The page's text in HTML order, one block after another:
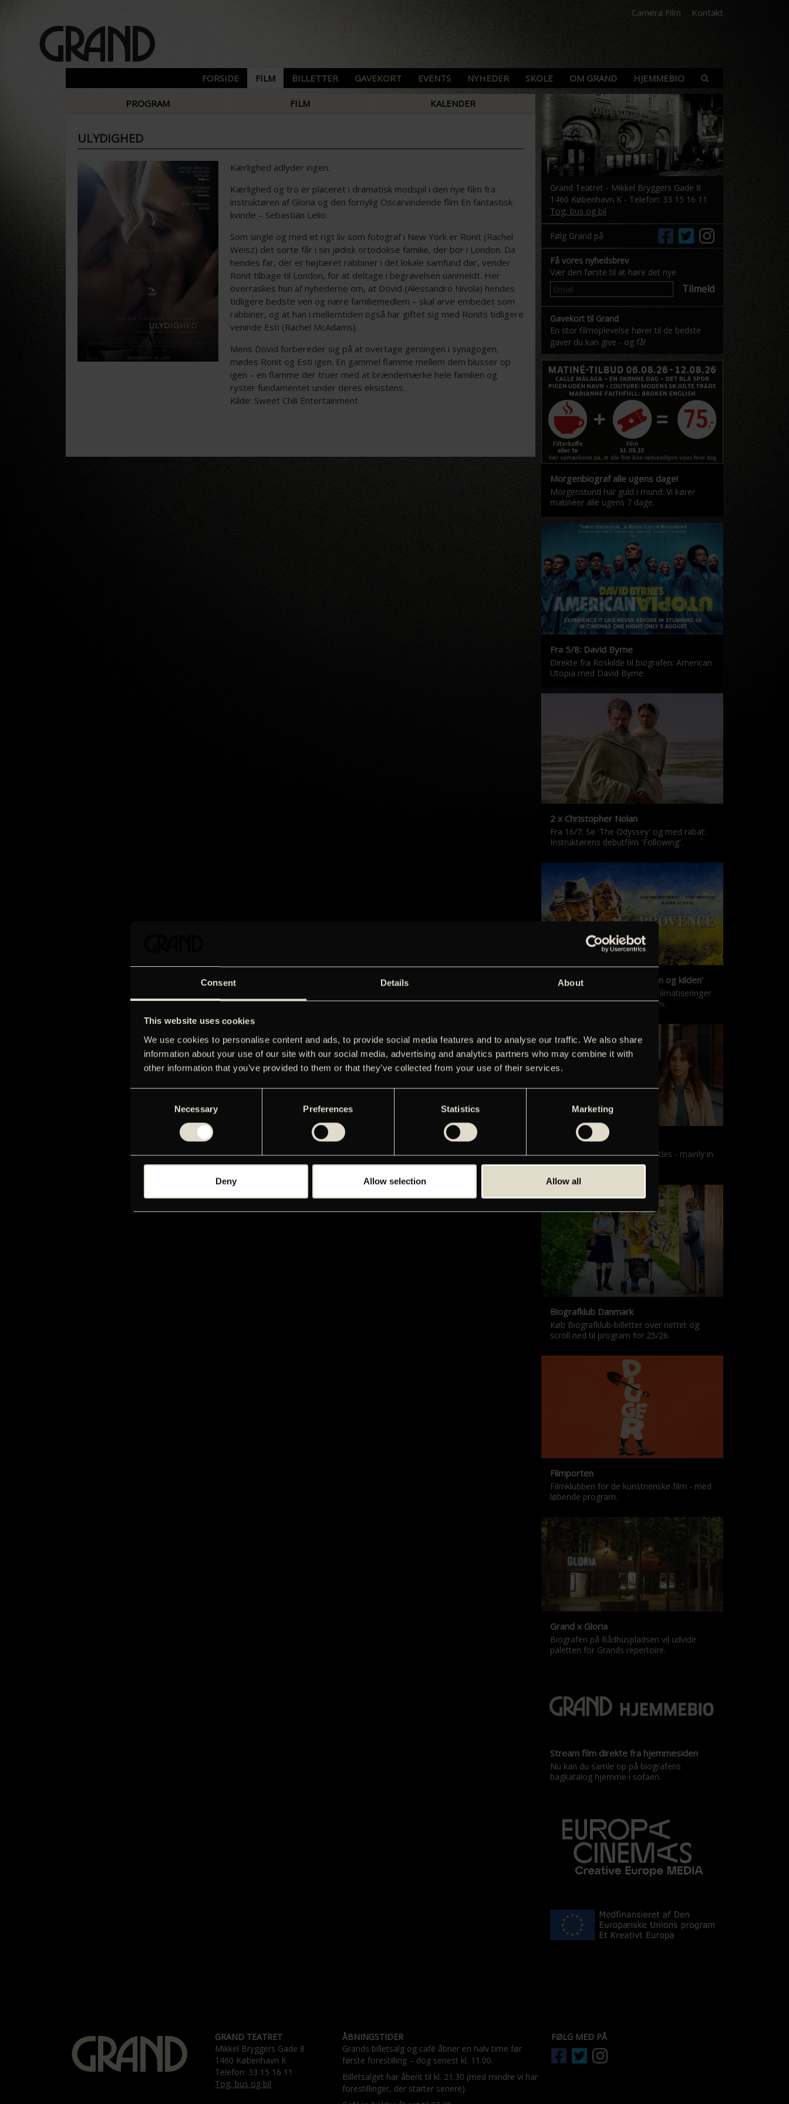
Consent Details About
This website uses cookies
We use cookies to personalise content and ads, to provide social media features and to analyse our traffic. We also share
information about your use of our site with our social media, advertising and analytics partners who may combine it with
other information that you’ve provided to them or that they’ve collected from your use of their services.
Necessary Preferences Statistics Marketing
Deny Allow selection Allow all
Camera Film Kontakt
FORSIDE FILM BILLETTER GAVEKORT EVENTS NYHEDER SKOLE OM GRAND HJEMMEBIO
PROGRAM FILM KALENDER
ULYDIGHED
Kærlighed adlyder ingen.
Kærlighed og tro er placeret i dramatisk modspil i den nye film fra
instruktøren af Gloria og den fornylig Oscarvindende film En fantastisk
kvinde – Sebastián Lelio.
Som single og med et rigt liv som fotograf i New York er Ronit (Rachel
Weisz) det sorte får i sin jødisk ortodokse familie, der bor i London. Da
hendes far, der er højtæret rabbiner i det lokale samfund dør, vender
Ronit tilbage til London, for at deltage i begravelsen uanmeldt. Her
overraskes hun af nyhederne om, at Dovid (Alessandro Nivola) hendes
tidligere bedste ven og nære familiemedlem – skal arve embedet som
rabbiner, og at han i mellemtiden også har giftet sig med Ronits tidligere
veninde Esti (Rachel McAdams).
Mens Dovid forbereder sig på at overtage gerningen i synagogen,
mødes Ronit og Esti igen. En gammel flamme mellem dem blusser op
igen – en flamme der truer med at brændemærke hele familien og
ryster fundamentet under deres eksistens.
Kilde: Sweet Chili Entertainment
Grand Teatret - Mikkel Bryggers Gade 8
1460 København K - Telefon: 33 15 16 11
Tog, bus og bil
Følg Grand på
Få vores nyhedsbrev
Vær den første til at høre det nye
Tilmeld
Gavekort til Grand
En stor filmoplevelse hører til de bedste
gaver du kan give - og få!
Morgenbiograf alle ugens dage!
Morgenstund har guld i mund: Vi kører
matinéer alle ugens 7 dage.
Fra 5/8: David Byrne
Direkte fra Roskilde til biografen: American
Utopia med David Byrne.
2 x Christopher Nolan
Fra 16/7: Se 'The Odyssey' og med rabat:
Instruktørens debutfilm 'Following'.
‘Kilden i Provence’ & ‘Manon og kilden’
De klassiske Marcel Pagnol-filmatiseringer
er tilbage i nyrestaureret form.
Films with English subtitles
Screenings with English subtitles - mainly in
our sister cinema, Gloria.
Biografklub Danmark
Køb Biografklub-billetter over nettet og
scroll ned til program for 25/26.
Filmporten
Filmklubben for de kunstneriske film - med
løbende program.
Grand x Gloria
Biografen på Rådhuspladsen vil udvide
paletten for Grands repertoire.
Stream film direkte fra hjemmesiden
Nu kan du samle op på biografens
bagkatalog hjemme i sofaen.
GRAND TEATRET
Mikkel Bryggers Gade 8
1460 København K
Telefon: 33 15 16 11
Tog, bus og bil
ÅBNINGSTIDER
Grands billetsalg og café åbner en halv time før
første forestilling – dog senest kl. 11.00.
Billetsalget har åbent til kl. 21.30 (med mindre vi har
forestillinger, der starter senere).
FØLG MED PÅ